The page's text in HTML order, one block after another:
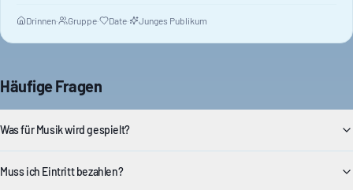
Drinnen· Gruppe· Date· Junges Publikum
Häufige Fragen
Was für Musik wird gespielt?
Muss ich Eintritt bezahlen?